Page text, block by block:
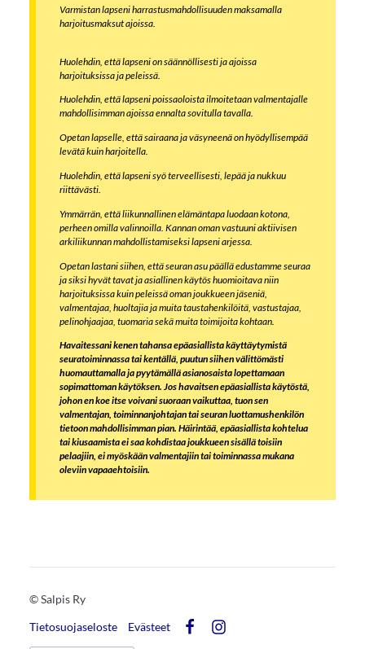
Varmistan lapseni harrastusmahdollisuuden maksamalla
harjoitusmaksut ajoissa.
Huolehdin, että lapseni on säännöllisesti ja ajoissa
harjoituksissa ja peleissä.
Huolehdin, että lapseni poissaoloista ilmoitetaan valmentajalle
mahdollisimman ajoissa ennalta sovitulla tavalla.
Opetan lapselle, että sairaana ja väsyneenä on hyödyllisempää
levätä kuin harjoitella.
Huolehdin, että lapseni syö terveellisesti, lepää ja nukkuu
riittävästi.
Ymmärrän, että liikunnallinen elämäntapa luodaan kotona,
perheen omilla valinnoilla. Kannan oman vastuuni aktiivisen
arkiliikunnan mahdollistamiseksi lapseni arjessa.
Opetan lastani siihen, että seuran asu päällä edustamme seuraa
ja siksi hyvät tavat ja asiallinen käytös huomioitava niin
harjoituksissa kuin peleissä oman joukkueen jäseniä,
valmentajaa, huoltajia ja muita taustahenkilöitä, vastustajaa,
pelinohjaajaa, tuomaria sekä muita toimijoita kohtaan.
Havaitessani kenen tahansa epäasiallista käyttäytymistä
seuratoiminnassa tai kentällä, puutun siihen välittömästi
huomauttamalla ja pyytämällä asianosaista lopettamaan
sopimattoman käytöksen. Jos havaitsen epäasiallista käytöstä,
johon en koe itse voivani suoraan vaikuttaa, tuon sen
valmentajan, toiminnanjohtajan tai seuran luottamushenkilön
tietoon mahdollisimman pian. Häirintää, epäasiallista kohtelua
tai kiusaamista ei saa kohdistaa joukkueen sisällä toisiin
pelaajiin, ei myöskään valmentajiin tai toiminnassa mukana
oleviin vapaaehtoisiin.
©Salpis Ry
Tietosuojaseloste
Evästeet